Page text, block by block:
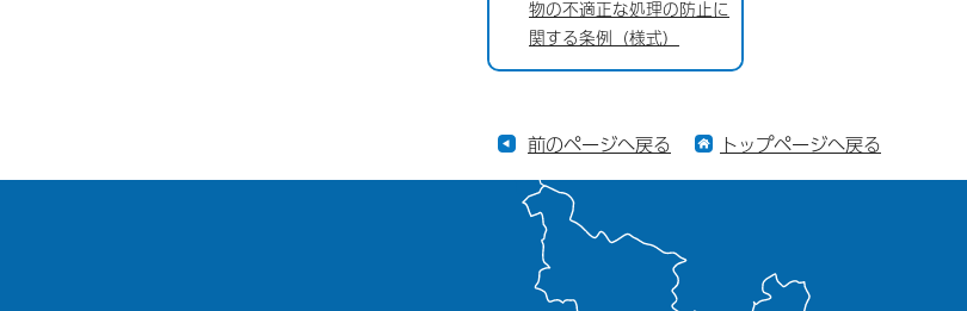
物の不適正な処理の防止に
関する条例（様式）
前のページへ戻る トップページへ戻る